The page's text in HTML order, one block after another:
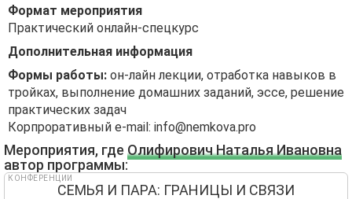
Формат мероприятия
Практический онлайн-спецкурс
Дополнительная информация
Формы работы: он-лайн лекции, отработка навыков в
тройках, выполнение домашних заданий, эссе, решение
практических задач
Корпроративный e-mail: info@nemkova.pro
Мероприятия, где Олифирович Наталья Ивановна
автор программы:
СЕМЬЯ И ПАРА: ГРАНИЦЫ И СВЯЗИ
КОНФЕРЕНЦИИ